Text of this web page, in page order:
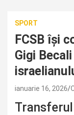
SPORT
FCSB își
Gigi
ianuarie 16, 2026
Transferul